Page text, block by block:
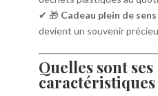
✔ 🎁 Cadeau plein de sens
devient un souvenir
Quelles sont ses
caractéristiques